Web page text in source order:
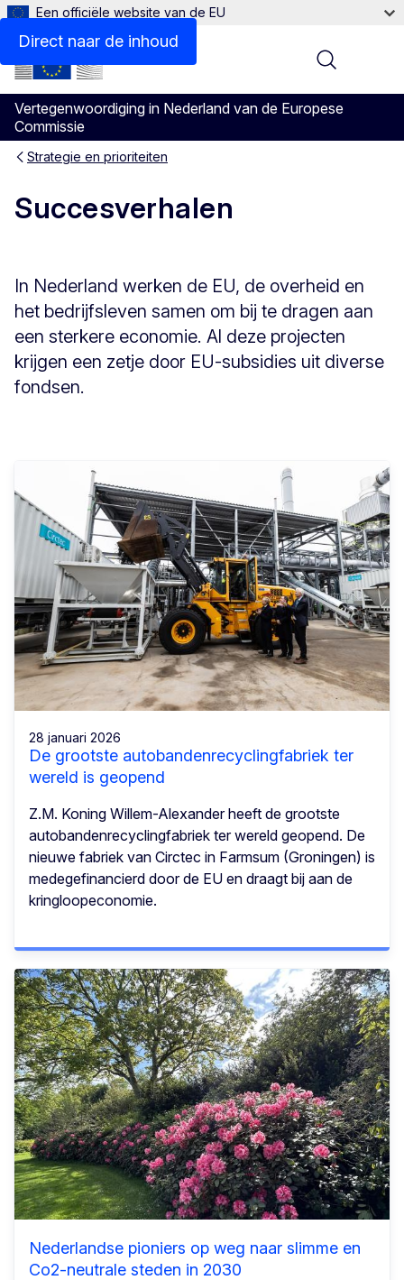
Direct naar de inhoud
Een officiële website van de EU
Vertegenwoordiging in Nederland van de Europese
Commissie
Menu
Strategie en prioriteiten
Succesverhalen
In Nederland werken de EU, de overheid en
het bedrijfsleven samen om bij te dragen aan
een sterkere economie. Al deze projecten
krijgen een zetje door EU-subsidies uit diverse
fondsen.
28 januari 2026
De grootste autobandenrecyclingfabriek ter
wereld is geopend
Z.M. Koning Willem-Alexander heeft de grootste
autobandenrecyclingfabriek ter wereld geopend. De
nieuwe fabriek van Circtec in Farmsum (Groningen) is
medegefinancierd door de EU en draagt bij aan de
kringloopeconomie.
Nederlandse pioniers op weg naar slimme en
Co2-neutrale steden in 2030